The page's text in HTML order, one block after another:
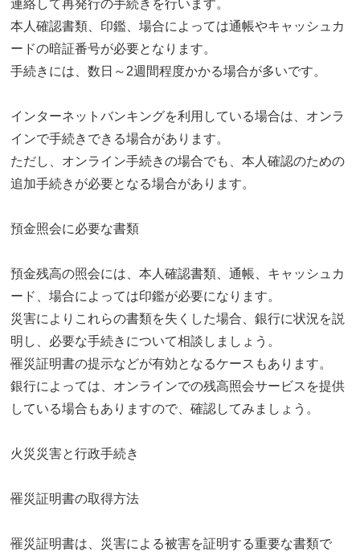
連絡して再発行の手続きを行います。
本人確認書類、印鑑、場合によっては通帳やキャッシュカ
ードの暗証番号が必要となります。
手続きには、数日～2週間程度かかる場合が多いです。
インターネットバンキングを利用している場合は、オンラ
インで手続きできる場合があります。
ただし、オンライン手続きの場合でも、本人確認のための
追加手続きが必要となる場合があります。
預金照会に必要な書類
預金残高の照会には、本人確認書類、通帳、キャッシュカ
ード、場合によっては印鑑が必要になります。
災害によりこれらの書類を失くした場合、銀行に状況を説
明し、必要な手続きについて相談しましょう。
罹災証明書の提示などが有効となるケースもあります。
銀行によっては、オンラインでの残高照会サービスを提供
している場合もありますので、確認してみましょう。
火災災害と行政手続き
罹災証明書の取得方法
罹災証明書は、災害による被害を証明する重要な書類で